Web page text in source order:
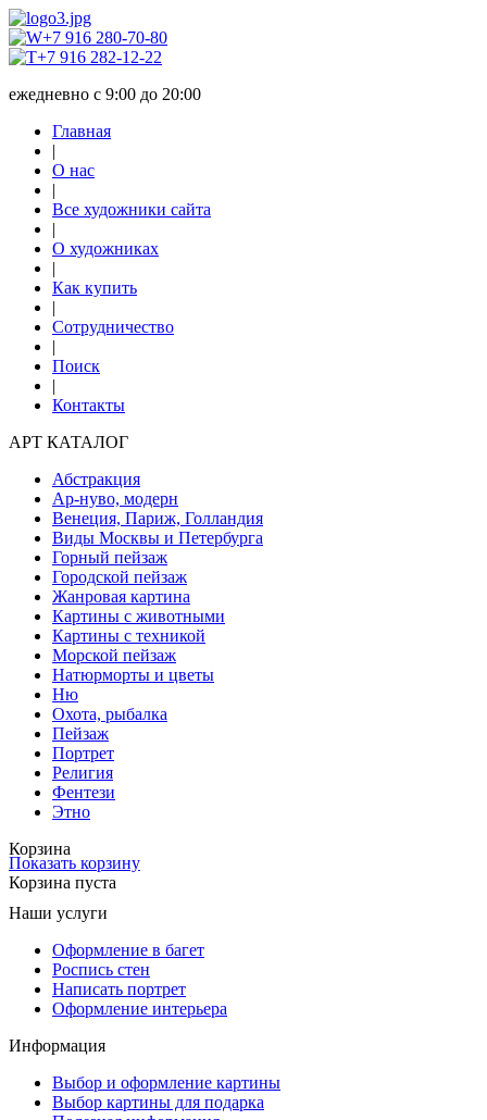
+7 916 280-70-80
+7 916 282-12-22
ежедневно с 9:00 до 20:00
Главная
|
О нас
|
Все художники сайта
|
О художниках
|
Как купить
|
Сотрудничество
|
Поиск
|
Контакты
АРТ КАТАЛОГ
Абстракция
Ар-нуво, модерн
Венеция, Париж, Голландия
Виды Москвы и Петербурга
Горный пейзаж
Городской пейзаж
Жанровая картина
Картины с животными
Картины с техникой
Морской пейзаж
Натюрморты и цветы
Ню
Охота, рыбалка
Пейзаж
Портрет
Религия
Фентези
Этно
Корзина
Показать корзину
Корзина пуста
Наши услуги
Оформление в багет
Роспись стен
Написать портрет
Оформление интерьера
Информация
Выбор и оформление картины
Выбор картины для подарка